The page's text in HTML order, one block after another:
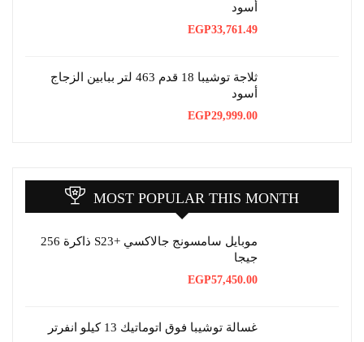
أسود
EGP33,761.49
ثلاجة توشيبا 18 قدم 463 لتر ببابين الزجاج
أسود
EGP29,999.00
MOST POPULAR THIS MONTH
موبايل سامسونج جالاكسي +S23 ذاكرة 256
جيجا
EGP57,450.00
غسالة توشيبا فوق اتوماتيك 13 كيلو انفرتر